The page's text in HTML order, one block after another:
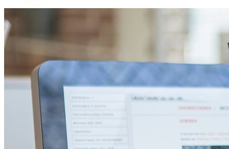
Drents Archief